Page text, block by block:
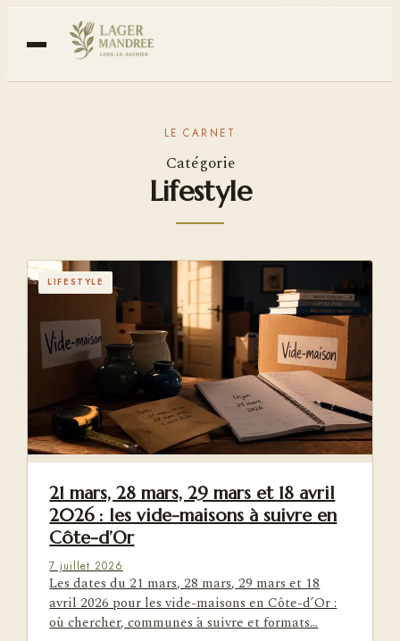
Catégorie
Lifestyle
LIFESTYLE
21 mars, 28 mars, 29 mars et 18 avril
2026 : les vide-maisons à suivre en
Côte-d’Or
7 juillet 2026
Les dates du 21 mars, 28 mars, 29 mars et 18
avril 2026 pour les vide-maisons en Côte-d’Or :
où chercher, communes à suivre et formats…